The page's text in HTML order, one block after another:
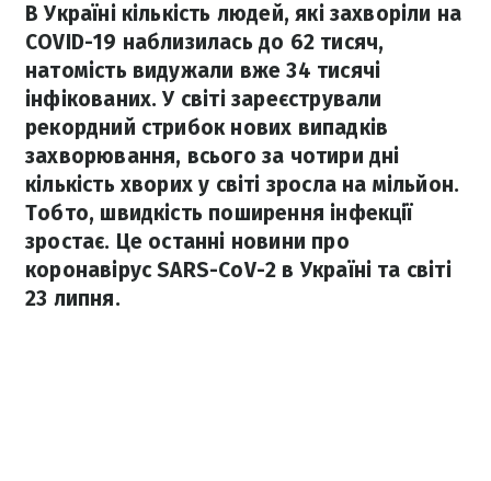
В Україні кількість людей, які захворіли на
COVID-19 наблизилась до 62 тисяч,
натомість видужали вже 34 тисячі
інфікованих. У світі зареєстрували
рекордний стрибок нових випадків
захворювання, всього за чотири дні
кількість хворих у світі зросла на мільйон.
Тобто, швидкість поширення інфекції
зростає. Це останні новини про
коронавірус SARS-CoV-2 в Україні та світі
23 липня.